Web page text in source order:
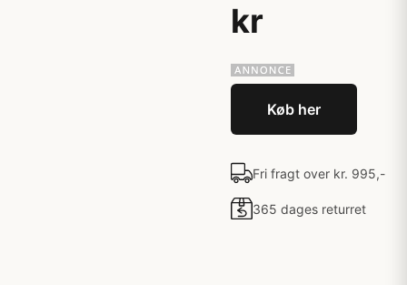
kr
Køb her
Fri fragt over kr. 995,-
365 dages returret